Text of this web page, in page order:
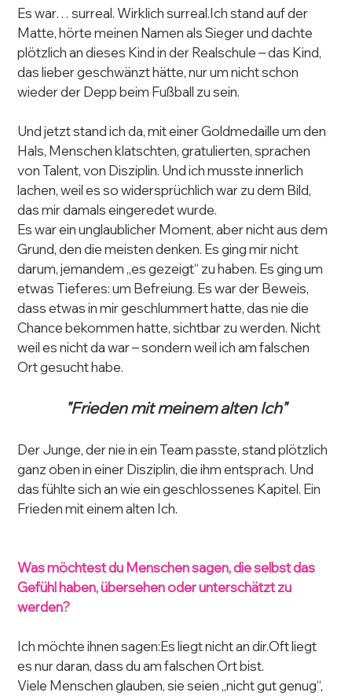
Es war… surreal. Wirklich surreal.Ich stand auf der
Matte, hörte meinen Namen als Sieger und dachte
plötzlich an dieses Kind in der Realschule – das Kind,
das lieber geschwänzt hätte, nur um nicht schon
wieder der Depp beim Fußball zu sein.
Und jetzt stand ich da, mit einer Goldmedaille um den
Hals, Menschen klatschten, gratulierten, sprachen
von Talent, von Disziplin. Und ich musste innerlich
lachen, weil es so widersprüchlich war zu dem Bild,
das mir damals eingeredet wurde.
Es war ein unglaublicher Moment, aber nicht aus dem
Grund, den die meisten denken. Es ging mir nicht
darum, jemandem „es gezeigt“ zu haben. Es ging um
etwas Tieferes: um Befreiung. Es war der Beweis,
dass etwas in mir geschlummert hatte, das nie die
Chance bekommen hatte, sichtbar zu werden. Nicht
weil es nicht da war – sondern weil ich am falschen
Ort gesucht habe.
"Frieden mit meinem alten Ich"
Der Junge, der nie in ein Team passte, stand plötzlich
ganz oben in einer Disziplin, die ihm entsprach. Und
das fühlte sich an wie ein geschlossenes Kapitel. Ein
Frieden mit einem alten Ich.
Was möchtest du Menschen sagen, die selbst das
Gefühl haben, übersehen oder unterschätzt zu
werden?
Ich möchte ihnen sagen:Es liegt nicht an dir.Oft liegt
es nur daran, dass du am falschen Ort bist.
Viele Menschen glauben, sie seien „nicht gut genug“,